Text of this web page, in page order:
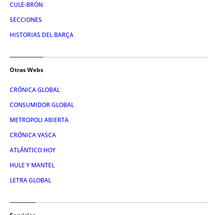
CULE-BRÓN
SECCIONES
HISTORIAS DEL BARÇA
Otras Webs
CRÓNICA GLOBAL
CONSUMIDOR GLOBAL
METROPOLI ABIERTA
CRÓNICA VASCA
ATLÁNTICO HOY
HULE Y MANTEL
LETRA GLOBAL